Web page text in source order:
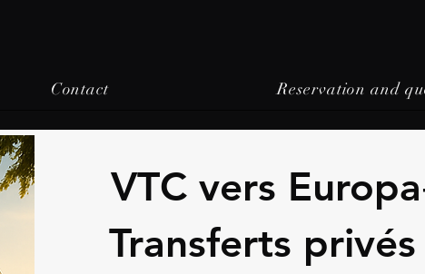
Contact Reservation and
VTC vers
Transferts